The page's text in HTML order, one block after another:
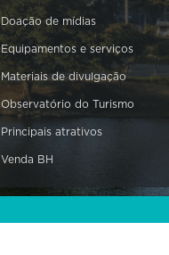
Doação de mídias
Equipamentos e serviços
Materiais de divulgação
Observatório do Turismo
Principais atrativos
Venda BH